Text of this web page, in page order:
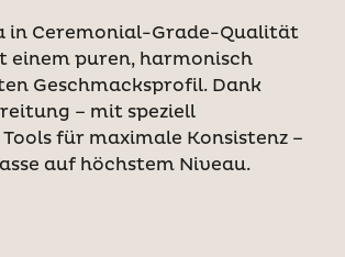
in Ceremonial-Grade-Qualität
einem puren, harmonisch
Geschmacksprofil. Dank
– mit speziell
für maximale Konsistenz –
auf höchstem Niveau.